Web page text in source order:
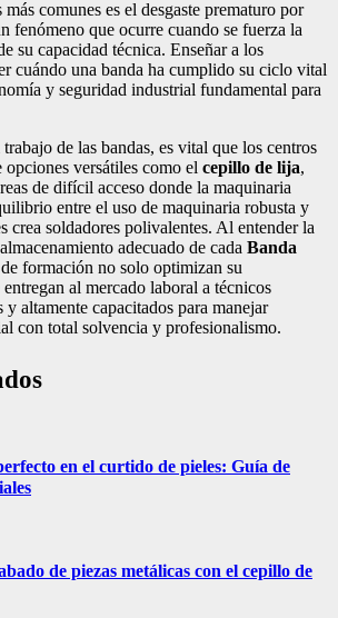
comunes es el desgaste prematuro por
fenómeno que ocurre cuando se fuerza la
su capacidad técnica. Enseñar a los
cuándo una banda ha cumplido su ciclo vital
y seguridad industrial fundamental para
de las bandas, es vital que los centros
versátiles como el cepillo de lija,
de difícil acceso donde la maquinaria
entre el uso de maquinaria robusta y
crea soldadores polivalentes. Al entender la
adecuado de cada Banda
formación no solo optimizan su
al mercado laboral a técnicos
y altamente capacitados para manejar
con total solvencia y profesionalismo.
en el curtido de pieles: Guía de
de piezas metálicas con el cepillo de